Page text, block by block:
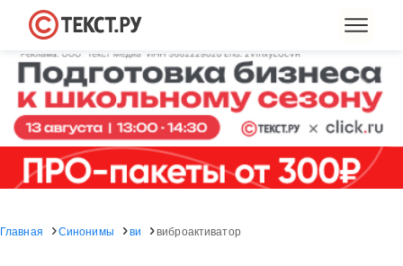
Главная Синонимы ви виброактиватор